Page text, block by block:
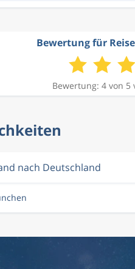
Bewertung für
Bewertung: 4 von 5
nach Deutschland